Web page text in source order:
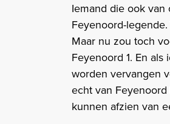
Iemand die ook
Feyenoord-
Maar nu zou toch
Feyenoord 1. En
worden vervangen
echt van
kunnen afzien van